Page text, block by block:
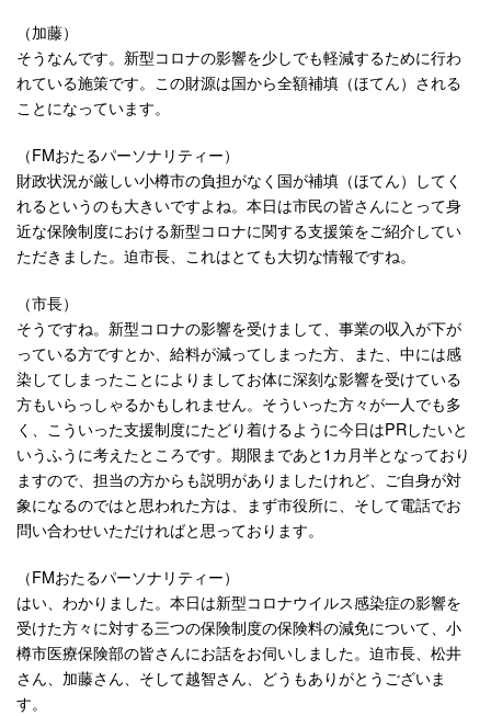
（加藤）
そうなんです。新型コロナの影響を少しでも軽減するために行わ
れている施策です。この財源は国から全額補填（ほてん）される
ことになっています。
（FMおたるパーソナリティー）
財政状況が厳しい小樽市の負担がなく国が補填（ほてん）してく
れるというのも大きいですよね。本日は市民の皆さんにとって身
近な保険制度における新型コロナに関する支援策をご紹介してい
ただきました。迫市長、これはとても大切な情報ですね。
（市長）
そうですね。新型コロナの影響を受けまして、事業の収入が下が
っている方ですとか、給料が減ってしまった方、また、中には感
染してしまったことによりましてお体に深刻な影響を受けている
方もいらっしゃるかもしれません。そういった方々が一人でも多
く、こういった支援制度にたどり着けるように今日はPRしたいと
いうふうに考えたところです。期限まであと1カ月半となっており
ますので、担当の方からも説明がありましたけれど、ご自身が対
象になるのではと思われた方は、まず市役所に、そして電話でお
問い合わせいただければと思っております。
（FMおたるパーソナリティー）
はい、わかりました。本日は新型コロナウイルス感染症の影響を
受けた方々に対する三つの保険制度の保険料の減免について、小
樽市医療保険部の皆さんにお話をお伺いしました。迫市長、松井
さん、加藤さん、そして越智さん、どうもありがとうございま
す。